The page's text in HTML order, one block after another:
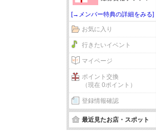
[→メンバー特典の詳細をみる]
お気に入り
行きたいイベント
マイページ
ポイント交換
（現在 0ポイント）
登録情報確認
最近見たお店・スポット